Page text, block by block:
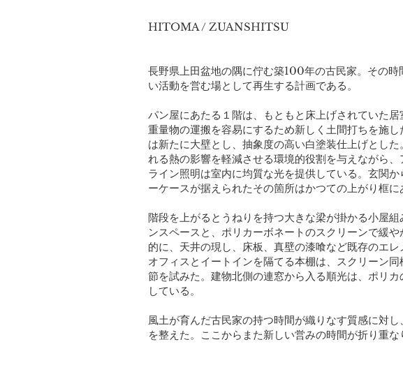
Click Here
HITOMA / ZUANSHITSU
長野県上田盆地の隅に佇む築100年の古民家。その
い活動を営む場として再生する計画である。
パン屋にあたる１階は、もともと床上げされていた
重量物の運搬を容易にするため新しく土間打ちを施
は新たに大壁とし、抽象度の高い白塗装仕上げとし
れる熱の影響を軽減させる環境的役割を与えながら
ライン照明は室内に均質な光を提供している。 玄関か
ーケースが据えられたその箇所はかつての上がり框
階段を上がるとうねりを持つ大きな梁が掛かる小屋
ンスペースと、ポリカーボネートのスクリーンで緩
的に、天井の現し、床板、真壁の漆喰など既存のエ
オフィスとイートインを隔てる本棚は、スクリーン
節を試みた。建物北側の連窓から入る順光は、ポリ
している。
風土が育んだ古民家の持つ時間が織りなす質感に対
を整えた。ここからまた新しい営みの時間が折り重